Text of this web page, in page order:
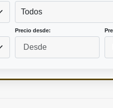
Todos
Precio desde: